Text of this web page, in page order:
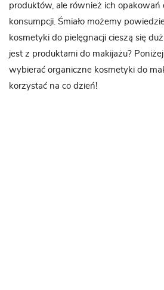
produktów, ale również ich opakowań
konsumpcji. Śmiało możemy
kosmetyki do pielęgnacji cieszą się
jest z produktami do makijażu?
wybierać organiczne kosmetyki do
korzystać na co dzień!